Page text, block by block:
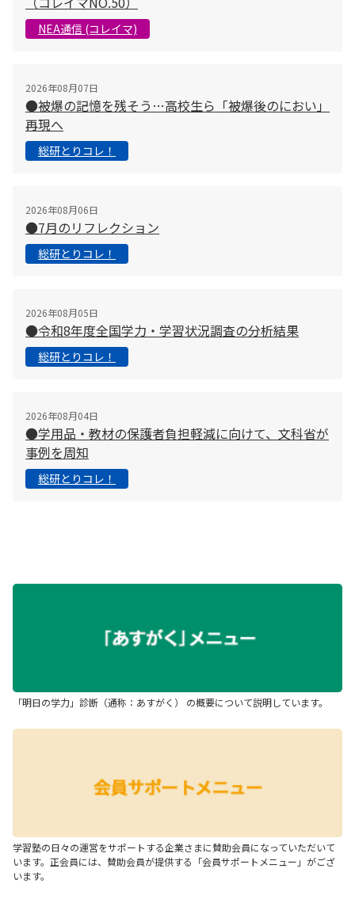
NEA通信 (コレイマ)
2026年08月07日
●被爆の記憶を残そう…高校生ら「被爆後のにおい」
再現へ
総研とりコレ！
2026年08月06日
●7月のリフレクション
総研とりコレ！
2026年08月05日
●令和8年度全国学力・学習状況調査の分析結果
総研とりコレ！
2026年08月04日
●学用品・教材の保護者負担軽減に向けて、文科省が
事例を周知
総研とりコレ！
「明日の学力」診断（通称：あすがく） の概要について説明しています。
学習塾の日々の運営をサポートする企業さまに賛助会員になっていただいて
います。正会員には、賛助会員が提供する「会員サポートメニュー」がござ
います。